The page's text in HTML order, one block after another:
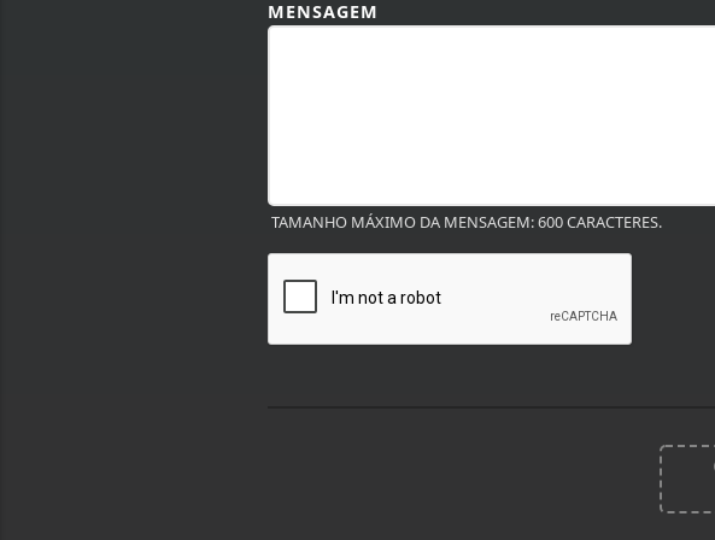
MENSAGEM
TAMANHO MÁXIMO DA MENSAGEM: 600 CARACTERES.